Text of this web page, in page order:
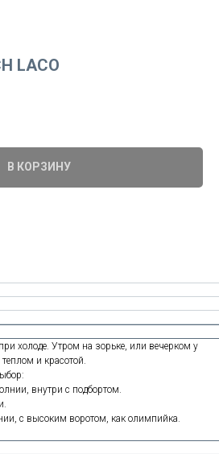
LACO
В КОРЗИНУ
холоде. Утром на зорьке, или вечерком у
и красотой.
внутри с подбортом.
с высоким воротом, как олимпийка.